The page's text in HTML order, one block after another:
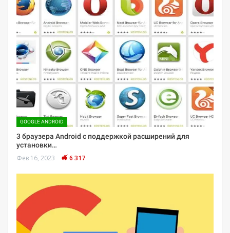
GOOGLE ANDROID
3 браузера Android с поддержкой расширений для
установки…
Фев 16, 2023 6 317